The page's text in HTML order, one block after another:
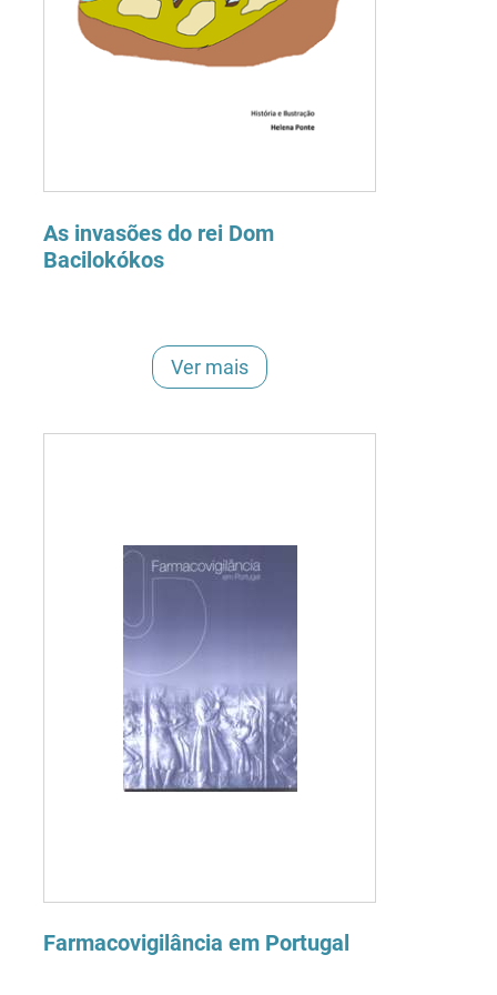
As invasões do rei Dom
Bacilokókos
Ver mais
Farmacovigilância em Portugal